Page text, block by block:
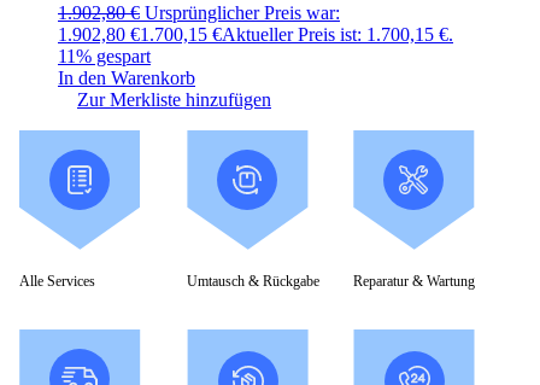
1.902,80€ Ursprünglicher Preis war:
1.902,80 €1.700,15 €Aktueller Preis ist: 1.700,15 €.
11% gespart
In den Warenkorb
Zur Merkliste hinzufügen
Alle Services Umtausch & Rückgabe Reparatur & Wartung